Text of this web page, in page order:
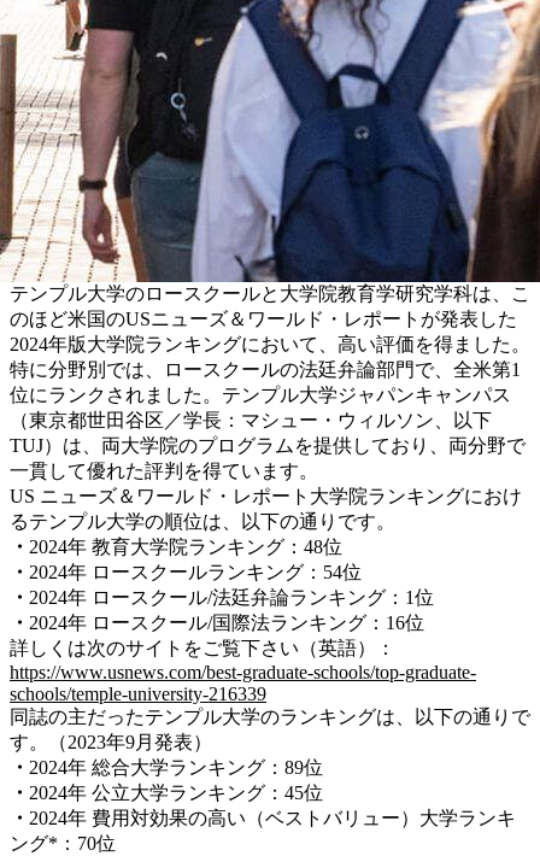
テンプル大学のロースクールと大学院教育学研究学科は、こ
のほど米国のUSニューズ＆ワールド・レポートが発表した
2024年版大学院ランキングにおいて、高い評価を得ました。
特に分野別では、ロースクールの法廷弁論部門で、全米第1
位にランクされました。テンプル大学ジャパンキャンパス
（東京都世田谷区／学長：マシュー・ウィルソン、以下
TUJ）は、両大学院のプログラムを提供しており、両分野で
一貫して優れた評判を得ています。
US ニューズ＆ワールド・レポート大学院ランキングにおけ
るテンプル大学の順位は、以下の通りです。
・ 2024年 教育大学院ランキング：48位
・ 2024年 ロースクールランキング：54位
・ 2024年 ロースクール/法廷弁論ランキング：1位
・ 2024年 ロースクール/国際法ランキング：16位
詳しくは次のサイトをご覧下さい（英語）：
https://www.usnews.com/best-graduate-schools/top-graduate-
schools/temple-university-216339
同誌の主だったテンプル大学のランキングは、以下の通りで
す。（2023年9月発表）
・ 2024年 総合大学ランキング：89位
・ 2024年 公立大学ランキング：45位
・ 2024年 費用対効果の高い（ベストバリュー）大学ランキ
ング*：70位